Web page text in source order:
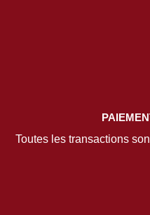
Toutes les transactions